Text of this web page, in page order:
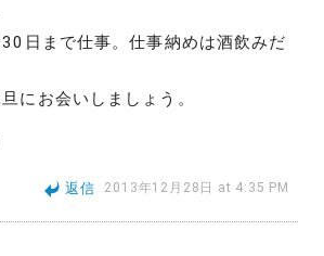
日まで仕事。仕事納めは酒飲みだ
にお会いしましょう。
返信 2013年12月28日 at 4:35 PM